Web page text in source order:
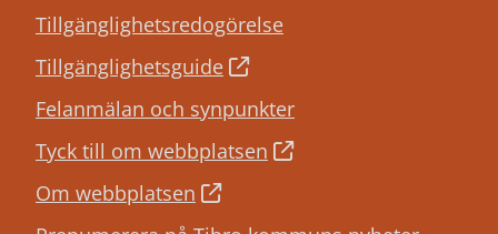
Tillgänglighetsredogörelse
Tillgänglighetsguide
Felanmälan och synpunkter
Tyck till om webbplatsen
Om webbplatsen